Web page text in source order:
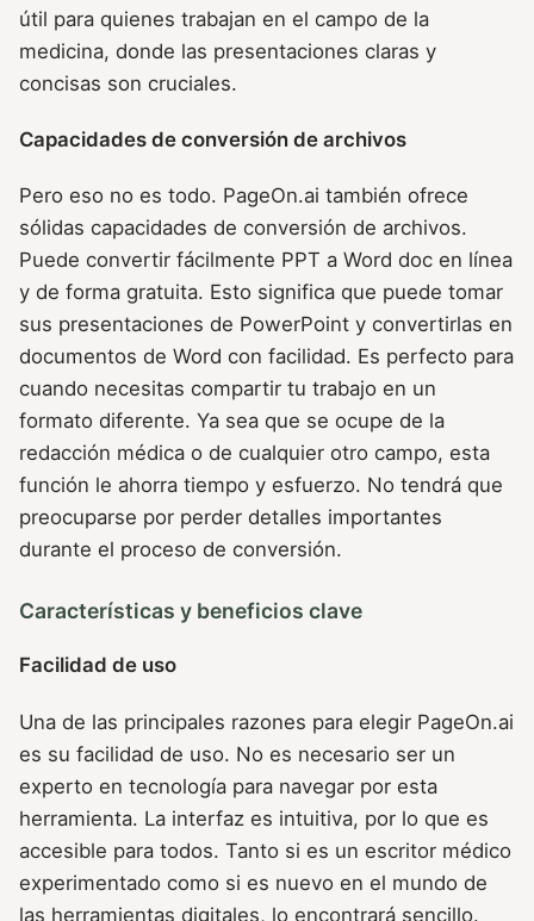
útil para quienes trabajan en el campo de la
medicina, donde las presentaciones claras y
concisas son cruciales.
Capacidades de conversión de archivos
Pero eso no es todo. PageOn.ai también ofrece
sólidas capacidades de conversión de archivos.
Puede convertir fácilmente PPT a Word doc en línea
y de forma gratuita. Esto significa que puede tomar
sus presentaciones de PowerPoint y convertirlas en
documentos de Word con facilidad. Es perfecto para
cuando necesitas compartir tu trabajo en un
formato diferente. Ya sea que se ocupe de la
redacción médica o de cualquier otro campo, esta
función le ahorra tiempo y esfuerzo. No tendrá que
preocuparse por perder detalles importantes
durante el proceso de conversión.
Características y beneficios clave
Facilidad de uso
Una de las principales razones para elegir PageOn.ai
es su facilidad de uso. No es necesario ser un
experto en tecnología para navegar por esta
herramienta. La interfaz es intuitiva, por lo que es
accesible para todos. Tanto si es un escritor médico
experimentado como si es nuevo en el mundo de
las herramientas digitales, lo encontrará sencillo.